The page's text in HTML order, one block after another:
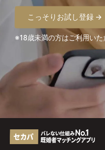
こっそりお試し登録 →
※18歳未満の方はご利用いた